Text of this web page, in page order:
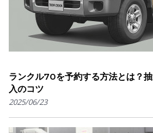
ランクル70を予約する方法とは？
入のコツ
2025/06/23